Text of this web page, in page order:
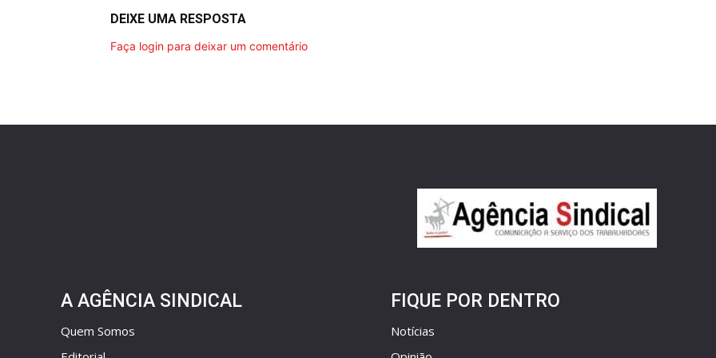
DEIXE UMA RESPOSTA
Faça login para deixar um comentário
A AGÊNCIA SINDICAL
Quem Somos
FIQUE POR DENTRO
Notícias